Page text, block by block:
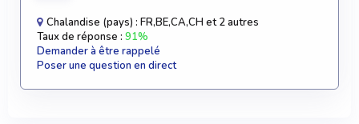
Chalandise (pays) : FR,BE,CA,CH et 2 autres
Taux de réponse : 91%
Demander à être rappelé
Poser une question en direct